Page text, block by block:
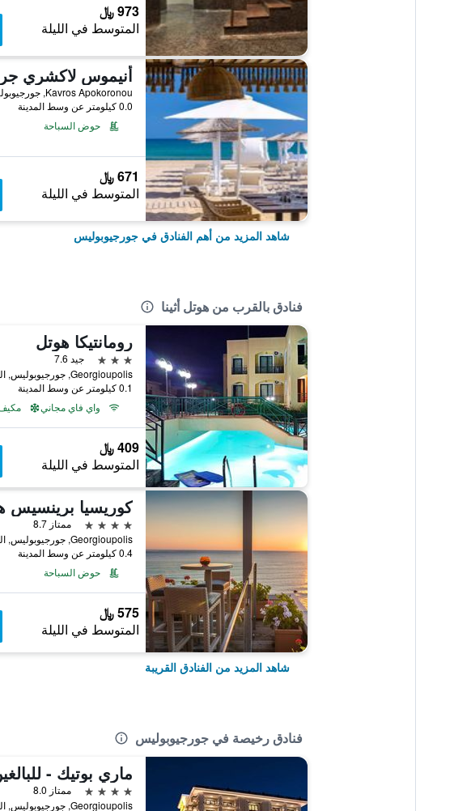
973 ﷼
المتوسط في الليلة
Kavros Apokoronou, جورجيوبوليس, اليونان
0.0 كيلومتر عن وسط المدينة
حوض السباحة
671 ﷼
المتوسط في الليلة
شاهد المزيد من أهم الفنادق في جورجيوبوليس
فنادق بالقرب من هوتل أثينا
رومانتيكا هوتل
3 نجوم
جيد 7.6
Georgioupolis, جورجيوبوليس, اليونان
0.1 كيلومتر عن وسط المدينة
واي فاي مجاني
409 ﷼
المتوسط في الليلة
كوريسيا برينسيس
4 نجوم
ممتاز 8.7
Georgioupolis, جورجيوبوليس, اليونان
0.4 كيلومتر عن وسط المدينة
حوض السباحة
575 ﷼
المتوسط في الليلة
شاهد المزيد من الفنادق القريبة
فنادق رخيصة في جورجيوبوليس
ماري بوتيك -
4 نجوم
ممتاز 8.0
Georgioupolis, جورجيوبوليس, اليونان